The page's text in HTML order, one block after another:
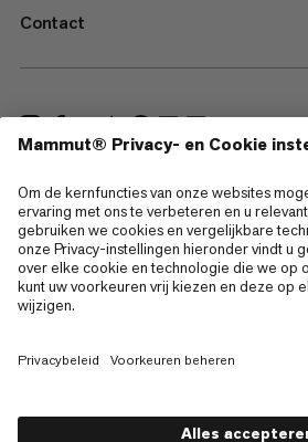
Contact
—
Sitemap
Cookies
Juridische kennisgeving